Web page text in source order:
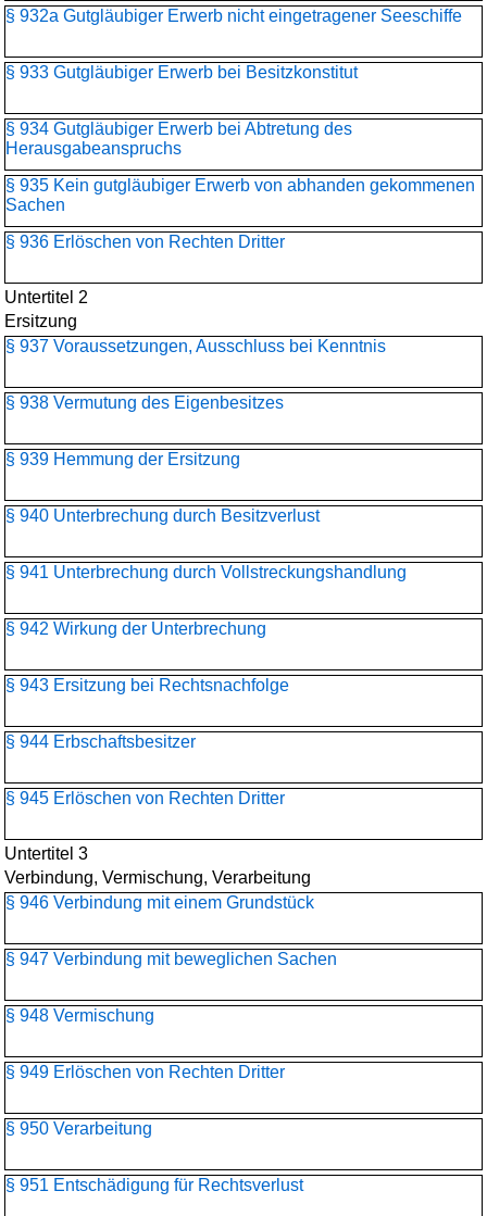
§ 932a Gutgläubiger Erwerb nicht eingetragener Seeschiffe
§ 933 Gutgläubiger Erwerb bei Besitzkonstitut
§ 934 Gutgläubiger Erwerb bei Abtretung des
Herausgabeanspruchs
§ 935 Kein gutgläubiger Erwerb von abhanden gekommenen
Sachen
§ 936 Erlöschen von Rechten Dritter
Untertitel 2
Ersitzung
§ 937 Voraussetzungen, Ausschluss bei Kenntnis
§ 938 Vermutung des Eigenbesitzes
§ 939 Hemmung der Ersitzung
§ 940 Unterbrechung durch Besitzverlust
§ 941 Unterbrechung durch Vollstreckungshandlung
§ 942 Wirkung der Unterbrechung
§ 943 Ersitzung bei Rechtsnachfolge
§ 944 Erbschaftsbesitzer
§ 945 Erlöschen von Rechten Dritter
Untertitel 3
Verbindung, Vermischung, Verarbeitung
§ 946 Verbindung mit einem Grundstück
§ 947 Verbindung mit beweglichen Sachen
§ 948 Vermischung
§ 949 Erlöschen von Rechten Dritter
§ 950 Verarbeitung
§ 951 Entschädigung für Rechtsverlust